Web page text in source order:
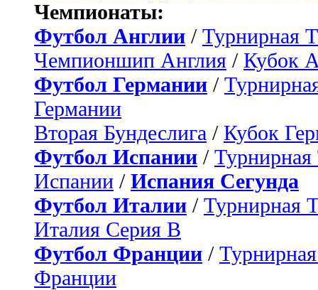
Чемпионаты:
Футбол Англии / Турнирная
Чемпионшип Англия / Кубок
Футбол Германии /
Германии
Вторая Бундеслига / Кубок
Футбол Испании / Турнирная
Испании / Испания Сегунда
Футбол Италии / Турнирная
Италия Серия B
Футбол Франции /
Франции